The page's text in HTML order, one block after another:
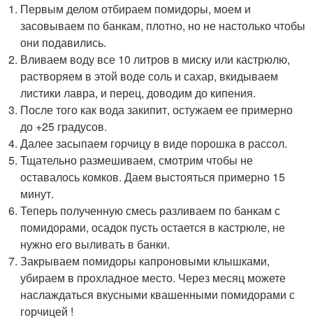
Первым делом отбираем помидоры, моем и
засовываем по банкам, плотно, но не настолько чтобы
они подавились.
Вливаем воду все 10 литров в миску или кастрюлю,
растворяем в этой воде соль и сахар, вкидываем
листики лавра, и перец, доводим до кипения.
После того как вода закипит, остужаем ее примерно
до +25 градусов.
Далее засыпаем горчицу в виде порошка в рассол.
Тщательно размешиваем, смотрим чтобы не
оставалось комков. Даем выстояться примерно 15
минут.
Теперь полученную смесь разливаем по банкам с
помидорами, осадок пусть остается в кастрюле, не
нужно его выливать в банки.
Закрываем помидоры капроновыми клышками,
убираем в прохладное место. Через месяц можете
наслаждаться вкусными квашенными помидорами с
горчицей !